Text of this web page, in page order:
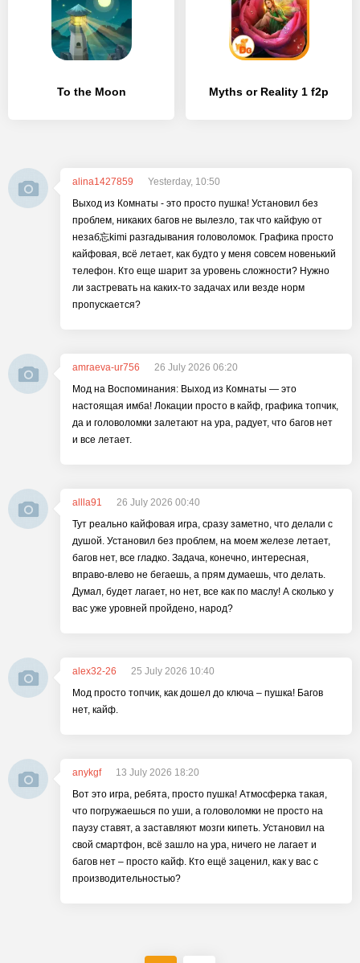
To the Moon Myths or Reality 1 f2p
alina1427859
Yesterday, 10:50
Выход из Комнаты - это просто пушка! Установил без
проблем, никаких багов не вылезло, так что кайфую от
незаб忘kimi разгадывания головоломок. Графика просто
кайфовая, всё летает, как будто у меня совсем новенький
телефон. Кто еще шарит за уровень сложности? Нужно
ли застревать на каких-то задачах или везде норм
пропускается?
amraeva-ur756
26 July 2026 06:20
Мод на Воспоминания: Выход из Комнаты — это
настоящая имба! Локации просто в кайф, графика топчик,
да и головоломки залетают на ура, радует, что багов нет
и все летает.
allla91
26 July 2026 00:40
Тут реально кайфовая игра, сразу заметно, что делали с
душой. Установил без проблем, на моем железе летает,
багов нет, все гладко. Задача, конечно, интересная,
вправо-влево не бегаешь, а прям думаешь, что делать.
Думал, будет лагает, но нет, все как по маслу! А сколько у
вас уже уровней пройдено, народ?
alex32-26
25 July 2026 10:40
Мод просто топчик, как дошел до ключа – пушка! Багов
нет, кайф.
anykgf
13 July 2026 18:20
Вот это игра, ребята, просто пушка! Атмосферка такая,
что погружаешься по уши, а головоломки не просто на
паузу ставят, а заставляют мозги кипеть. Установил на
свой смартфон, всё зашло на ура, ничего не лагает и
багов нет – просто кайф. Кто ещё заценил, как у вас с
производительностью?